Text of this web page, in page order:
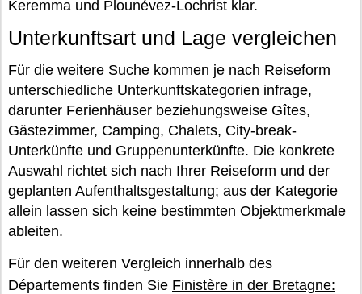
Keremma und Plounévez-Lochrist klar.
Unterkunftsart und Lage vergleichen
Für die weitere Suche kommen je nach Reiseform
unterschiedliche Unterkunftskategorien infrage,
darunter Ferienhäuser beziehungsweise Gîtes,
Gästezimmer, Camping, Chalets, City-break-
Unterkünfte und Gruppenunterkünfte. Die konkrete
Auswahl richtet sich nach Ihrer Reiseform und der
geplanten Aufenthaltsgestaltung; aus der Kategorie
allein lassen sich keine bestimmten Objektmerkmale
ableiten.
Für den weiteren Vergleich innerhalb des
Départements finden Sie Finistère in der Bretagne: